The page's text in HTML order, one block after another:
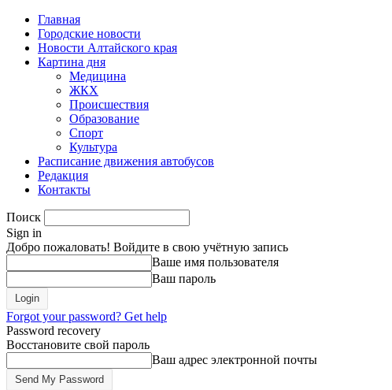
Главная
Городские новости
Новости Алтайского края
Картина дня
Медицина
ЖКХ
Происшествия
Образование
Спорт
Культура
Расписание движения автобусов
Редакция
Контакты
Поиск
Sign in
Добро пожаловать! Войдите в свою учётную запись
Ваше имя пользователя
Ваш пароль
Forgot your password? Get help
Password recovery
Восстановите свой пароль
Ваш адрес электронной почты